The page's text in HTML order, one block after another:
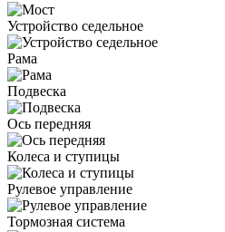
Устройство седельное
Рама
Подвеска
Ось передняя
Колеса и ступицы
Рулевое управление
Тормозная система